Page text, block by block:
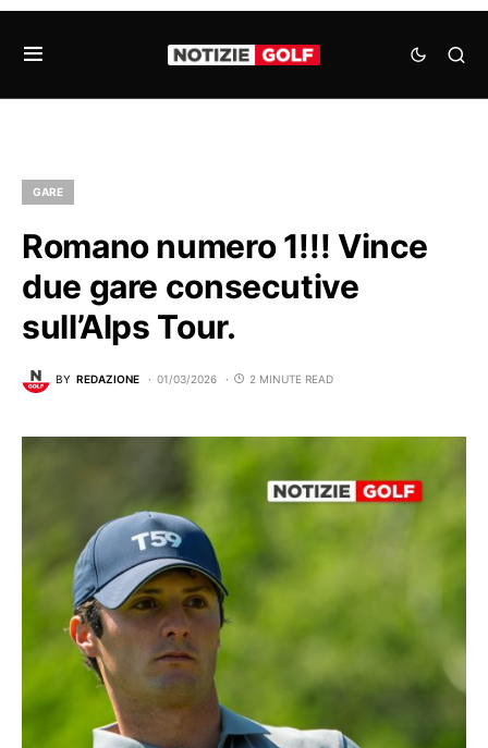
GARE
Romano numero 1!!! Vince
due gare consecutive
sull’Alps Tour.
BY REDAZIONE 01/03/2026 2 MINUTE READ